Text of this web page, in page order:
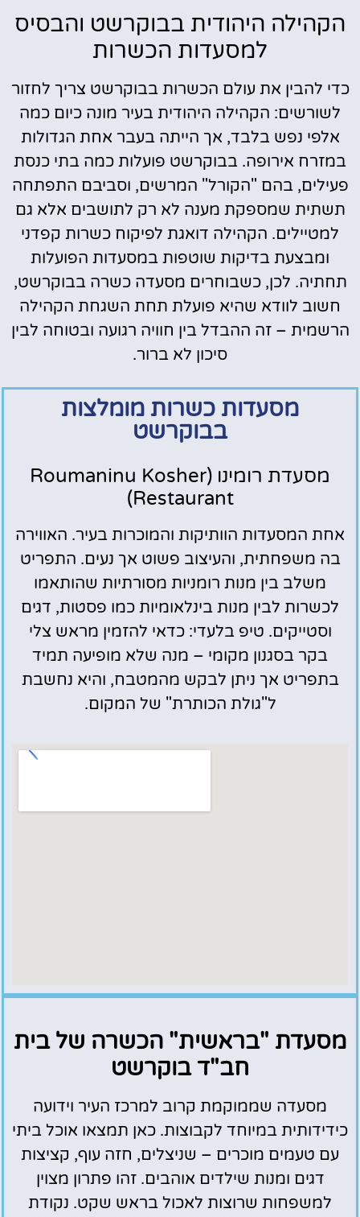
הקהילה היהודית בבוקרשט והבסיס
למסעדות הכשרות
כדי להבין את עולם הכשרות בבוקרשט צריך לחזור
לשורשים: הקהילה היהודית בעיר מונה כיום כמה
אלפי נפש בלבד, אך הייתה בעבר אחת הגדולות
במזרח אירופה. בבוקרשט פועלות כמה בתי כנסת
פעילים, בהם "הקורל" המרשים, וסביבם התפתחה
תשתית שמספקת מענה לא רק לתושבים אלא גם
למטיילים. הקהילה דואגת לפיקוח כשרות קפדני
ומבצעת בדיקות שוטפות במסעדות הפועלות
תחתיה. לכן, כשבוחרים מסעדה כשרה בבוקרשט,
חשוב לוודא שהיא פועלת תחת השגחת הקהילה
הרשמית – זה ההבדל בין חוויה רגועה ובטוחה לבין
סיכון לא ברור.
מסעדות כשרות מומלצות
בבוקרשט
מסעדת רומינו (Roumaninu Kosher
Restaurant)
אחת המסעדות הוותיקות והמוכרות בעיר. האווירה
בה משפחתית, והעיצוב פשוט אך נעים. התפריט
משלב בין מנות רומניות מסורתיות שהותאמו
לכשרות לבין מנות בינלאומיות כמו פסטות, דגים
וסטייקים. טיפ בלעדי: כדאי להזמין מראש צלי
בקר בסגנון מקומי – מנה שלא מופיעה תמיד
בתפריט אך ניתן לבקש מהמטבח, והיא נחשבת
ל"גולת הכותרת" של המקום.
מסעדת "בראשית" הכשרה של בית
חב"ד בוקרשט
מסעדה שממוקמת קרוב למרכז העיר וידועה
כידידותית במיוחד לקבוצות. כאן תמצאו אוכל ביתי
עם טעמים מוכרים – שניצלים, חזה עוף, קציצות
דגים ומנות שילדים אוהבים. זהו פתרון מצוין
למשפחות שרוצות לאכול בראש שקט. נקודת